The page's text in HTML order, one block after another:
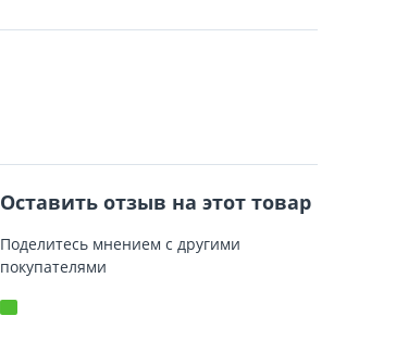
Оставить отзыв на этот товар
Поделитесь мнением с другими
покупателями